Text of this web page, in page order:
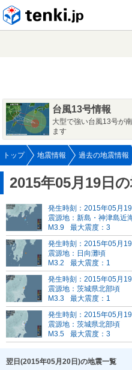
台風13号情報
大型で強い台風13号が
ます
トップ 地震情報 過去の地震情報
2015年05月19日
発生時刻：2015年05月
震源地：新島・神津島近
M3.9
最大震度：3
発生時刻：2015年05月
震源地：日向灘頃
M3.2
最大震度：1
発生時刻：2015年05月
震源地：茨城県北部頃
M3.3
最大震度：1
発生時刻：2015年05月
震源地：茨城県北部頃
M3.5
最大震度：3
翌日(2015年05月20日)の地震一覧